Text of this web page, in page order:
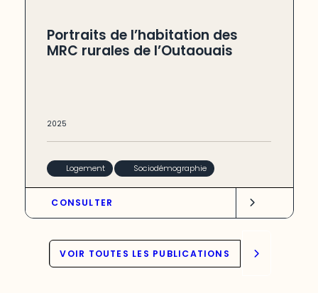
Portraits de l’habitation des
MRC rurales de l’Outaouais
2025
Logement Sociodémographie
CONSULTER
VOIR TOUTES LES PUBLICATIONS